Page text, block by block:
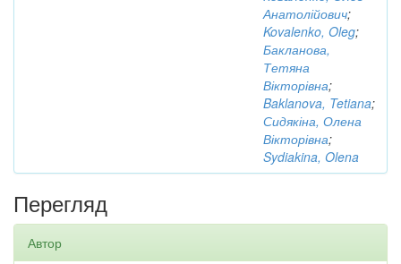
Анатолійович;
Kovalenko, Oleg;
Бакланова,
Тетяна
Вікторівна;
Baklanova, Tetiana;
Сидякіна, Олена
Вікторівна;
Sydiakina, Olena
Перегляд
Автор